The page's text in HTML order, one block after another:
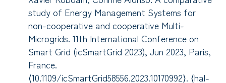
study of Energy Management Systems for
non-cooperative and cooperative Multi-
Microgrids. 11th International Conference on
Smart Grid (icSmartGrid 2023), Jun 2023, Paris,
France.
⟨10.1109/icSmartGrid58556.2023.10170992⟩. ⟨hal-